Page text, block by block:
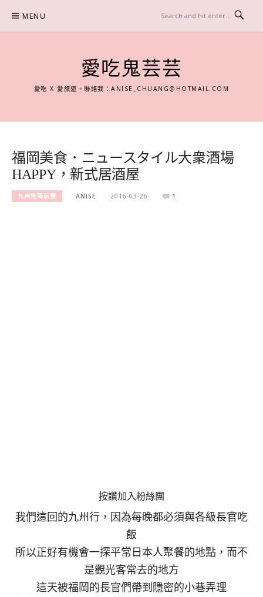
content
MENU
愛吃鬼芸芸
愛吃 X 愛旅遊。聯絡我：ANISE_CHUANG@HOTMAIL.COM
福岡美食．ニュースタイル大衆酒場
HAPPY，新式居酒屋
九州吃喝玩樂 ANISE 2016-03-26 1
按讚加入粉絲團
我們這回的九州行，因為每晚都必須與各級長官吃
飯
所以正好有機會一探平常日本人聚餐的地點，而不
是觀光客常去的地方
這天被福岡的長官們帶到隱密的小巷弄理